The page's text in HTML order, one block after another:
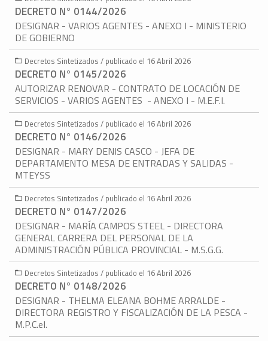
DECRETO N° 0144/2026
DESIGNAR - VARIOS AGENTES - ANEXO I - MINISTERIO
DE GOBIERNO
Decretos Sintetizados / publicado el 16 Abril 2026
DECRETO N° 0145/2026
AUTORIZAR RENOVAR - CONTRATO DE LOCACIÓN DE
SERVICIOS - VARIOS AGENTES - ANEXO I - M.E.F.I.
Decretos Sintetizados / publicado el 16 Abril 2026
DECRETO N° 0146/2026
DESIGNAR - MARY DENIS CASCO - JEFA DE
DEPARTAMENTO MESA DE ENTRADAS Y SALIDAS -
MTEYSS
Decretos Sintetizados / publicado el 16 Abril 2026
DECRETO N° 0147/2026
DESIGNAR - MARÍA CAMPOS STEEL - DIRECTORA
GENERAL CARRERA DEL PERSONAL DE LA
ADMINISTRACIÓN PÚBLICA PROVINCIAL - M.S.G.G.
Decretos Sintetizados / publicado el 16 Abril 2026
DECRETO N° 0148/2026
DESIGNAR - THELMA ELEANA BOHME ARRALDE -
DIRECTORA REGISTRO Y FISCALIZACIÓN DE LA PESCA -
M.P.C.eI.